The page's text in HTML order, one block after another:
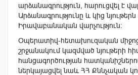
արձանագրություն, հարուցվել է
Արձանագրությունը և կից
Իրավաբանական վարչություն:
Օպերատիվ-հետախուզական
շրջանակում կազմված նյութերի
հանցագործության
ներկայացվել նաև ՀՀ Քննչական